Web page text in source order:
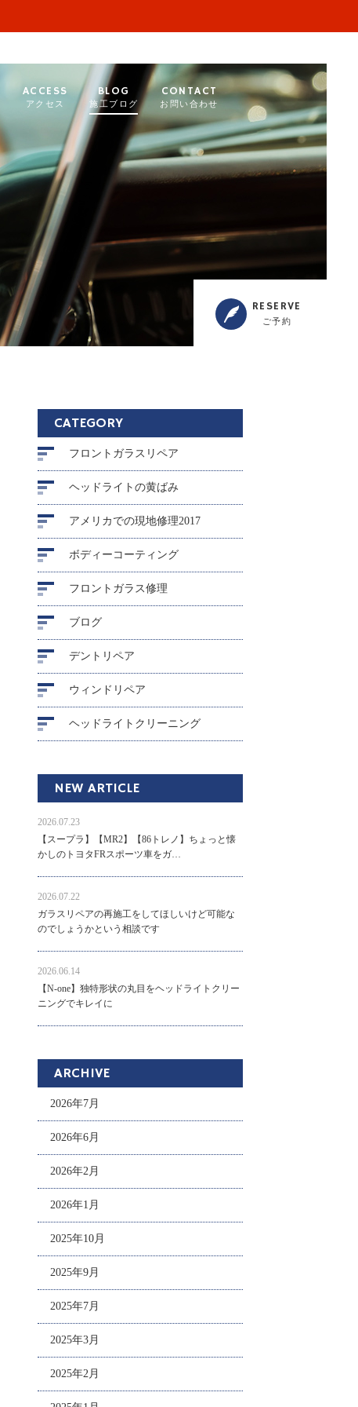
ACCESS
アクセス
BLOG
施工ブログ
CONTACT
お問い合わせ
RESERVE
ご予約
CATEGORY
フロントガラスリペア
ヘッドライトの黄ばみ
アメリカでの現地修理2017
ボディーコーティング
フロントガラス修理
ブログ
デントリペア
ウィンドリペア
ヘッドライトクリーニング
NEW ARTICLE
2026.07.23
【スープラ】【MR2】【86トレノ】ちょっと懐
かしのトヨタFRスポーツ車をガ…
2026.07.22
ガラスリペアの再施工をしてほしいけど可能な
のでしょうかという相談です
2026.06.14
【N-one】独特形状の丸目をヘッドライトクリー
ニングでキレイに
ARCHIVE
2026年7月
2026年6月
2026年2月
2026年1月
2025年10月
2025年9月
2025年7月
2025年3月
2025年2月